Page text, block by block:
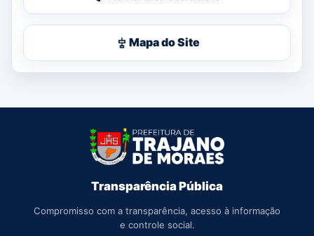
Mapa do Site
Transparência Pública
Compromisso com a transparência, acesso à informação
e controle social.